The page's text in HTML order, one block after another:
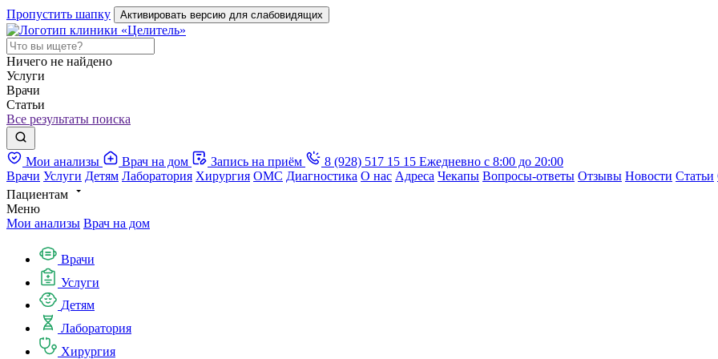
Пропустить шапку Активировать версию для слабовидящих
Ничего не найдено
Услуги
Врачи
Статьи
Все результаты поиска
Мои анализы Врач на дом Запись на приём 8 (928) 517 15 15 Ежедневно с 8:00 до 20:00
Врачи Услуги Детям Лаборатория Хирургия ОМС Диагностика О нас Адреса Чекапы Вопросы-ответы Отзывы Новости Статьи
Пациентам
Меню
Мои анализы Врач на дом
Врачи
Услуги
Детям
Лаборатория
Хирургия